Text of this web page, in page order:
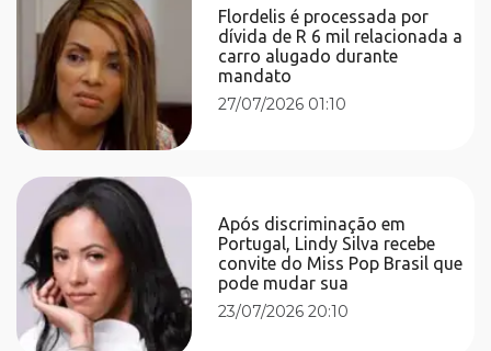
Flordelis é processada por
dívida de R 6 mil relacionada a
carro alugado durante
mandato
27/07/2026 01:10
Após discriminação em
Portugal, Lindy Silva recebe
convite do Miss Pop Brasil que
pode mudar sua
23/07/2026 20:10